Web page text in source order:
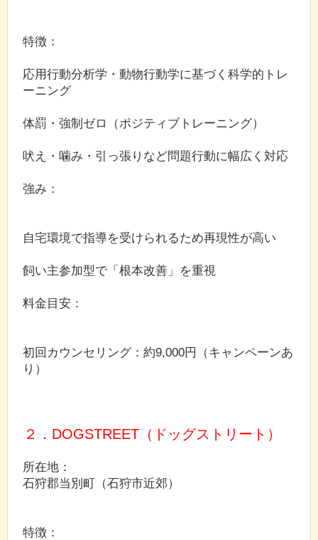
特徴：
応用行動分析学・動物行動学に基づく科学的トレ
ーニング
体罰・強制ゼロ（ポジティブトレーニング）
吠え・噛み・引っ張りなど問題行動に幅広く対応
強み：
自宅環境で指導を受けられるため再現性が高い
飼い主参加型で「根本改善」を重視
料金目安：
初回カウンセリング：約9,000円（キャンペーンあ
り）
２．DOGSTREET（ドッグストリート）
所在地：
石狩郡当別町（石狩市近郊）
特徴：